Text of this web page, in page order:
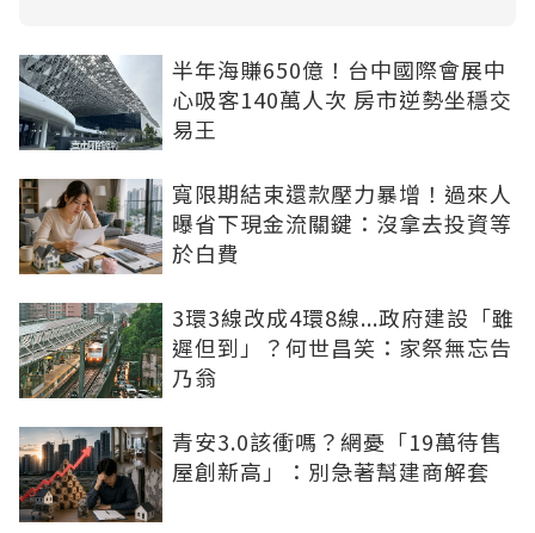
半年海賺650億！台中國際會展中
心吸客140萬人次 房市逆勢坐穩交
易王
寬限期結束還款壓力暴增！過來人
曝省下現金流關鍵：沒拿去投資等
於白費
3環3線改成4環8線...政府建設「雖
遲但到」？何世昌笑：家祭無忘告
乃翁
青安3.0該衝嗎？網憂「19萬待售
屋創新高」：別急著幫建商解套